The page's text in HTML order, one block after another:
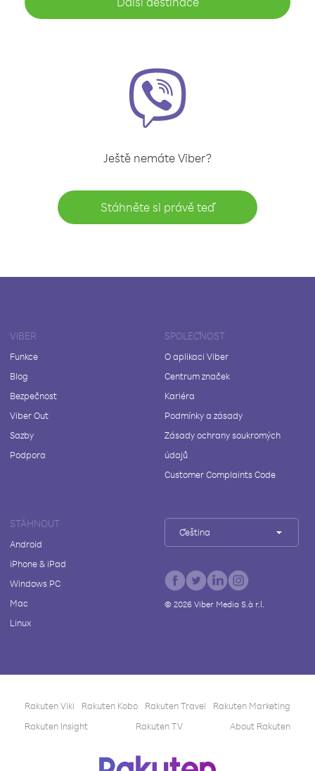
Ještě nemáte Viber?
Stáhněte si právě teď
VIBER
Funkce
Blog
Bezpečnost
Viber Out
Sazby
Podpora
SPOLEČNOST
O aplikaci Viber
Centrum značek
Kariéra
Podmínky a zásady
Zásady ochrany soukromých
údajů
Customer Complaints Code
STÁHNOUT
Android
iPhone & iPad
Windows PC
Mac
Linux
Čeština
© 2026Viber Media S.à r.l.
Rakuten Viki Rakuten Kobo Rakuten Travel
Rakuten Marketing
Rakuten Insight
Rakuten TV About Rakuten